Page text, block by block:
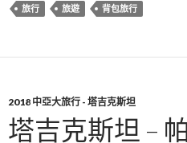
旅行
旅遊 背包旅行
2018 中亞大旅行 - 塔吉克斯坦
塔吉克斯坦 –